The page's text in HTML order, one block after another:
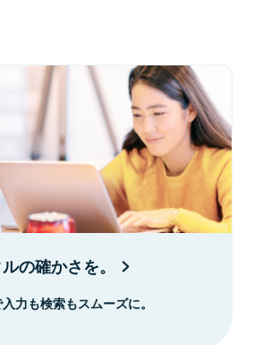
の確かさを。
力も検索もスムーズに。